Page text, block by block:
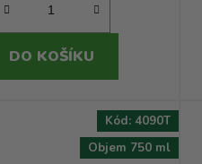
DO KOŠÍKU
Objem 750 ml
Kód: 4090T